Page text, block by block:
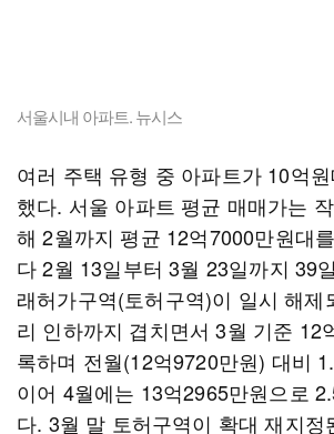
서울시내 아파트. 뉴시스
여러 주택 유형 중 아파트가 10억
했다. 서울 아파트 평균 매매가는
해 2월까지 평균 12억7000만원대
다 2월 13일부터 3월 23일까지 39
래허가구역(토허구역)이 일시 해제
리 인하까지 겹치면서 3월 기준 12
록하며 전월(12억9720만원) 대비
이어 4월에는 13억2965만원으로
다. 3월 말 토허구역이 확대 재지정